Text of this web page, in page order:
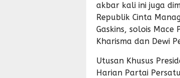
akbar kali ini juga
Republik Cinta
Gaskins, solois
Kharisma dan Dewi
Utusan Khusus
Harian Partai